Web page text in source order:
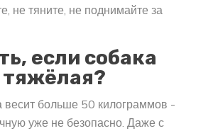
не тяните, не поднимайте за
если собака
весит больше 50 килограммов -
уже не безопасно. Даже с